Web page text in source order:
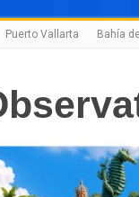
Puerto Vallarta Bahía